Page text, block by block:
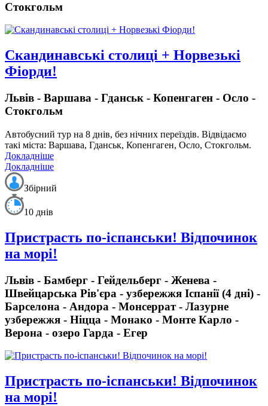
Стокгольм
Скандинавські столиці + Норвезькі
Фіорди!
Львів - Варшава - Гданськ - Копенгаген - Осло -
Стокгольм
Автобусний тур на 8 днів, без нічних переїздів. Відвідаємо
такі міста: Варшава, Гданськ, Копенгаген, Осло, Стокгольм.
Докладніше
Докладніше
Збірний
10 днів
Пристрасть по-іспанськи! Відпочинок
на морі!
Львів - Бамберг - Гейдельберг - Женева -
Швейцарська Рів'єра - узбережжя Іспанії (4 дні) -
Барселона - Андора - Монсеррат - Лазурне
узбережжя - Ніцца - Монако - Монте Карло -
Верона - озеро Гарда - Егер
Пристрасть по-іспанськи! Відпочинок
на морі!